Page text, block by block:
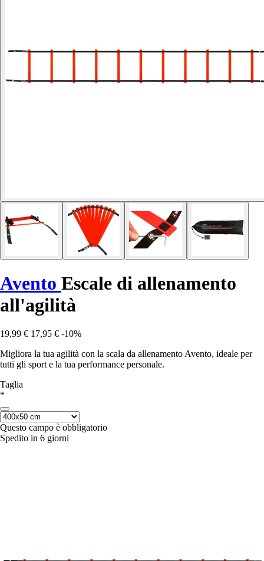
Avento Escale di allenamento
all'agilità
19,99 € 17,95 € -10%
Migliora la tua agilità con la scala da allenamento Avento, ideale per
tutti gli sport e la tua performance personale.
Taglia
*
Questo campo è obbligatorio
Spedito in 6 giorni